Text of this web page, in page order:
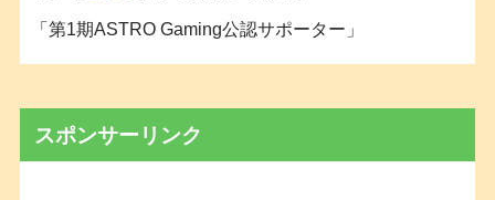
「第1期ASTRO Gaming公認サポーター」
スポンサーリンク